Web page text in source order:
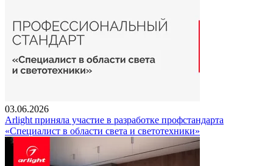
03.06.2026
Arlight приняла участие в разработке профстандарта
«Специалист в области света и светотехники»